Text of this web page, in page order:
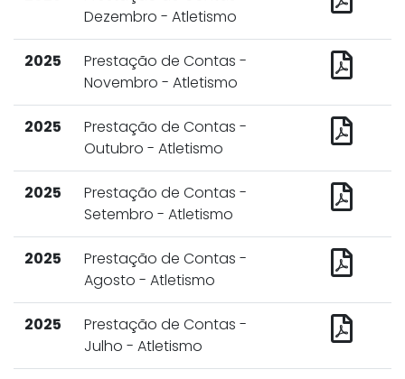
Dezembro - Atletismo
2025
Prestação de Contas -
Novembro - Atletismo
2025
Prestação de Contas -
Outubro - Atletismo
2025
Prestação de Contas -
Setembro - Atletismo
2025
Prestação de Contas -
Agosto - Atletismo
2025
Prestação de Contas -
Julho - Atletismo